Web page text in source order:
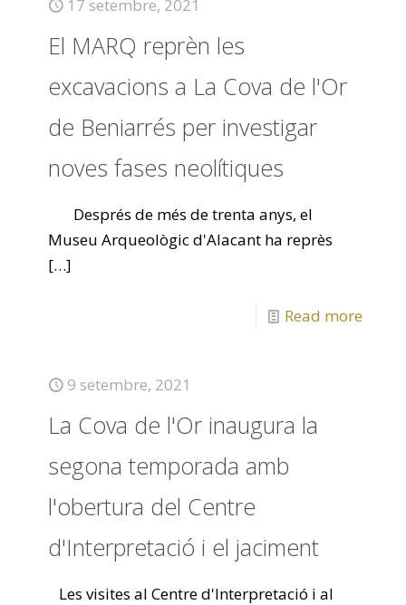
17 setembre, 2021
El MARQ reprèn les
excavacions a La Cova de l'Or
de Beniarrés per investigar
noves fases neolítiques
Després de més de trenta anys, el
Museu Arqueològic d'Alacant ha reprès
[…]
Read more
9 setembre, 2021
La Cova de l'Or inaugura la
segona temporada amb
l'obertura del Centre
d'Interpretació i el jaciment
Les visites al Centre d'Interpretació i al